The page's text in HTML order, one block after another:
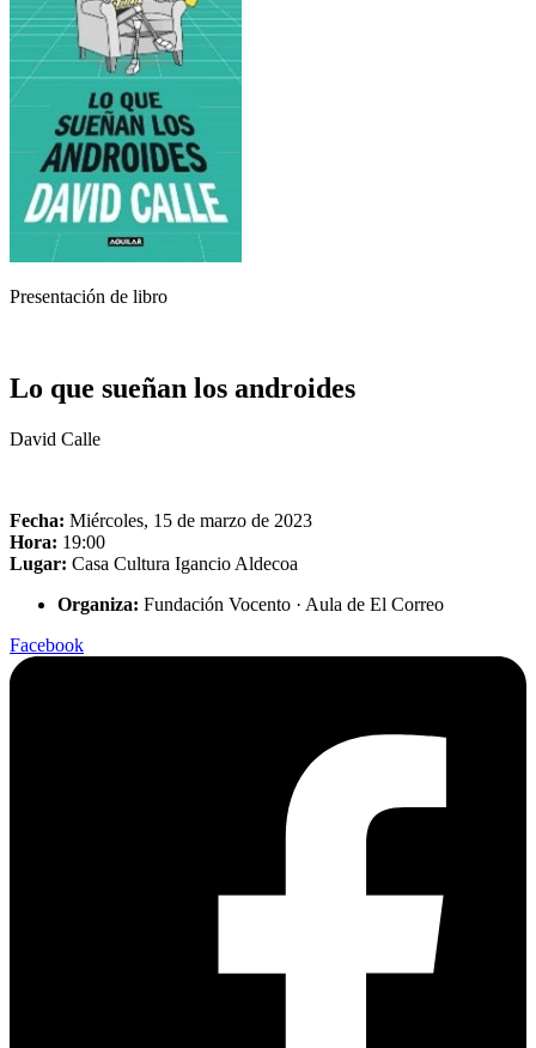
Presentación de libro
Lo que sueñan los androides
David Calle
Fecha: Miércoles, 15 de marzo de 2023
Hora: 19:00
Lugar: Casa Cultura Igancio Aldecoa
Organiza: Fundación Vocento · Aula de El Correo
Facebook